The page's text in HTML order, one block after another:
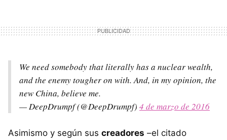
We need somebody that literally has a nuclear wealth,
and the enemy tougher on with. And, in my opinion, the
new China, believe me.
— DeepDrumpf (@DeepDrumpf) 4 de marzo de 2016
Asimismo y según sus creadores –el citado